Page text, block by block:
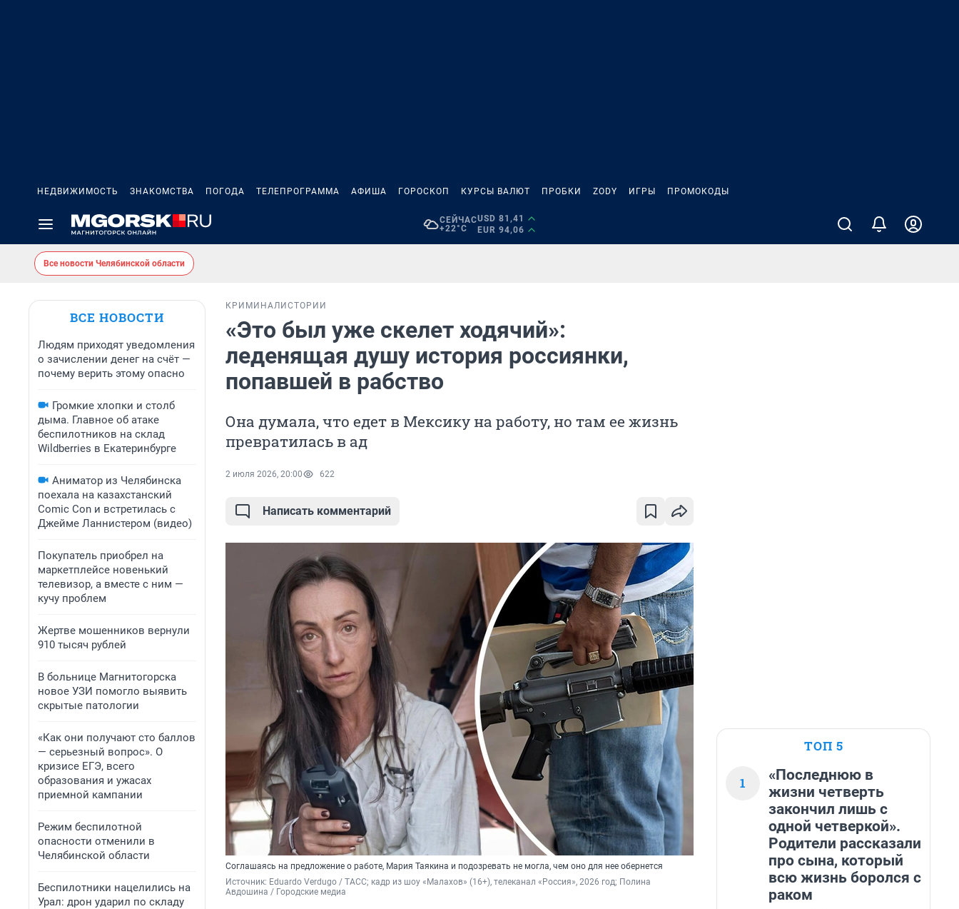
НЕДВИЖИМОСТЬ ЗНАКОМСТВА ПОГОДА ТЕЛЕПРОГРАММА АФИША ГОРОСКОП КУРСЫ ВАЛЮТ ПРОБКИ ZODY ИГРЫ ПРОМОКОДЫ
СЕЙЧАС
+22°C
USD 81,41
EUR 94,06
Все новости Челябинской области
ВСЕ НОВОСТИ
Людям приходят уведомления
о зачислении денег на счёт —
почему верить этому опасно
Громкие хлопки и столб
дыма. Главное об атаке
беспилотников на склад
Wildberries в Екатеринбурге
Аниматор из Челябинска
поехала на казахстанский
Comic Con и встретилась с
Джейме Ланнистером (видео)
Покупатель приобрел на
маркетплейсе новенький
телевизор, а вместе с ним —
кучу проблем
Жертве мошенников вернули
910 тысяч рублей
В больнице Магнитогорска
новое УЗИ помогло выявить
скрытые патологии
«Как они получают сто баллов
— серьезный вопрос». О
кризисе ЕГЭ, всего
образования и ужасах
приемной кампании
Режим беспилотной
опасности отменили в
Челябинской области
Беспилотники нацелились на
Урал: дрон ударил по складу
КРИМИНАЛ ИСТОРИИ
«Это был уже скелет ходячий»:
леденящая душу история россиянки,
попавшей в рабство
Она думала, что едет в Мексику на работу, но там ее жизнь
превратилась в ад
2 июля 2026, 20:00 622
Написать комментарий
Соглашаясь на предложение о работе, Мария Таякина и подозревать не могла, чем оно для нее обернется
Источник: Eduardo Verdugo / ТАСС; кадр из шоу «Малахов» (16+), телеканал «Россия», 2026 год; Полина
Авдошина / Городские медиа
ТОП 5
1
«Последнюю в
жизни четверть
закончил лишь с
одной четверкой».
Родители рассказали
про сына, который
всю жизнь боролся с
раком